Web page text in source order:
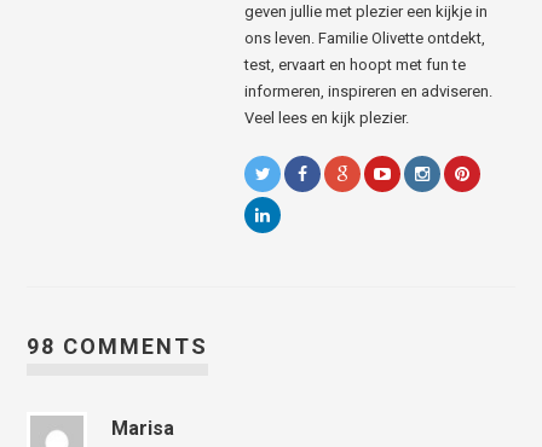
geven jullie met plezier een kijkje in
ons leven. Familie Olivette ontdekt,
test, ervaart en hoopt met fun te
informeren, inspireren en adviseren.
Veel lees en kijk plezier.
98 COMMENTS
Marisa